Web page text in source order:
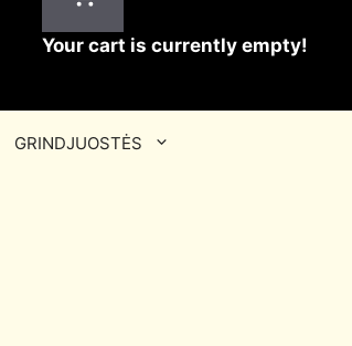
Your cart is currently empty!
GRINDJUOSTĖS